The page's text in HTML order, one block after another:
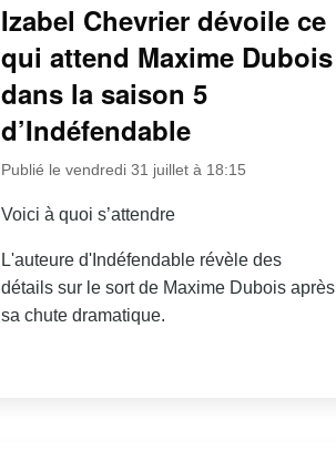
Izabel Chevrier dévoile ce
qui attend Maxime Dubois
dans la saison 5
d’Indéfendable
Publié le vendredi 31 juillet à 18:15
Voici à quoi s’attendre
L'auteure d'Indéfendable révèle des
détails sur le sort de Maxime Dubois après
sa chute dramatique.